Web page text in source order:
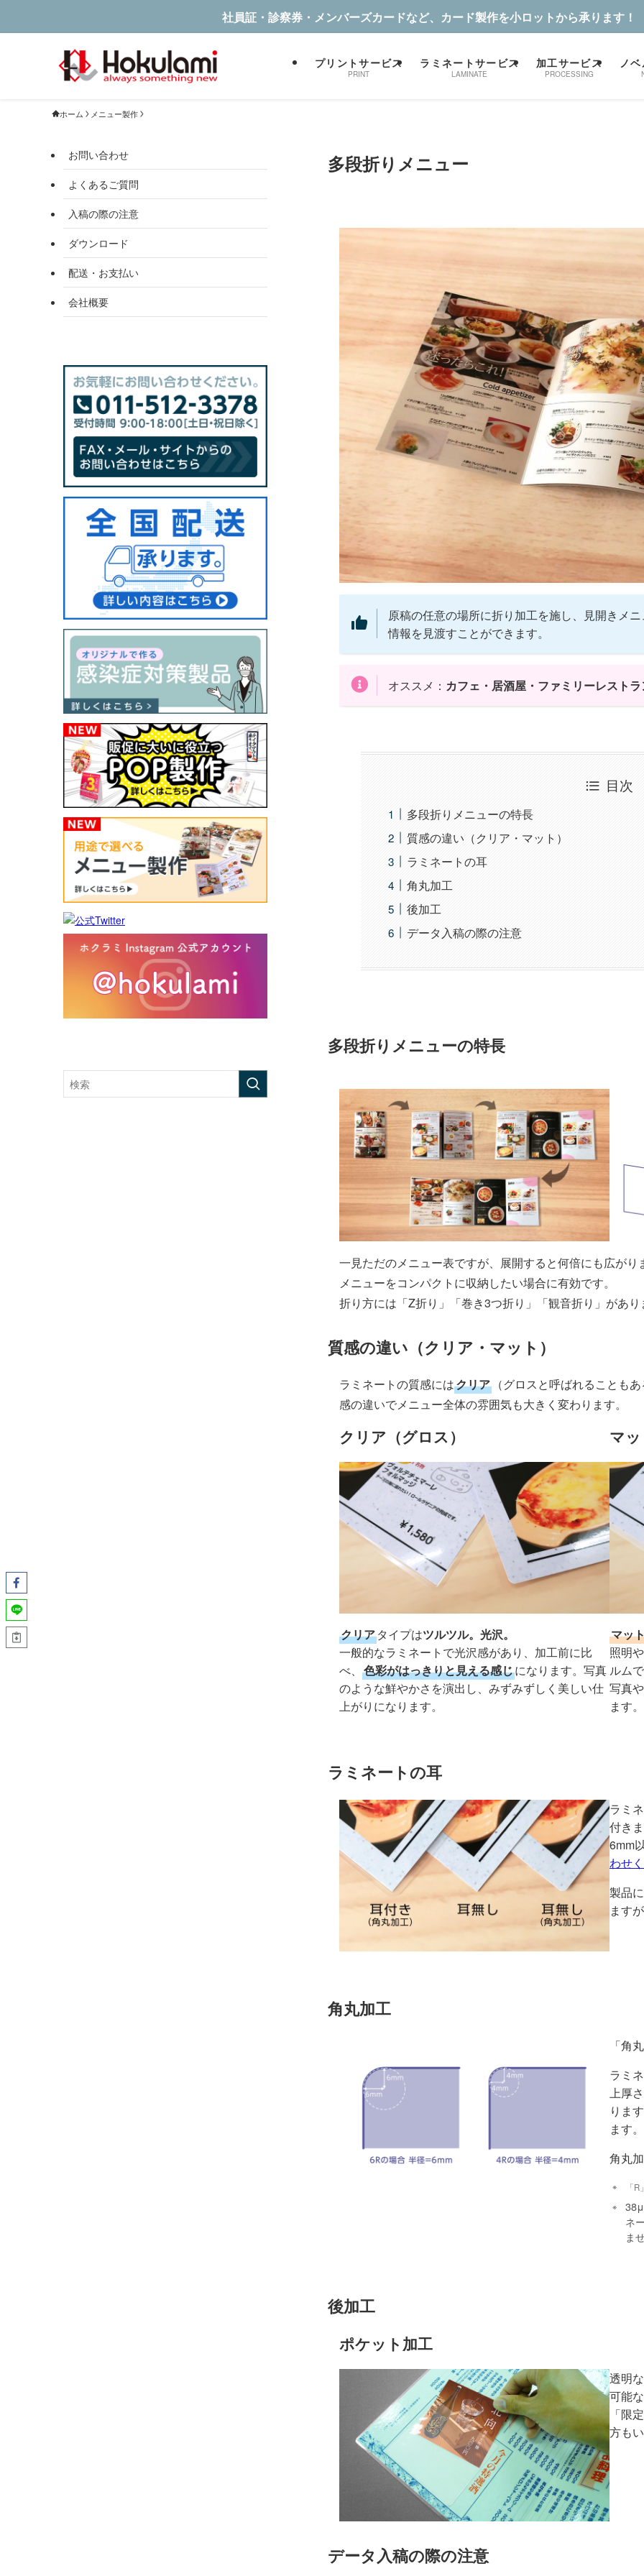
社員証・診察券・メンバーズカードなど、カード製作を小ロットから承ります！
プリントサービス
PRINT
ラミネートサービス
LAMINATE
加工サービス
PROCESSING
ノ
ホーム メニュー製作
多段折りメニュー
原稿の任意の場所に折り加工を施し、見開きメ
情報を見渡すことができます。
オススメ： カフェ・居酒屋・ファミリーレスト
目次
多段折りメニューの特長
質感の違い（クリア・マット）
ラミネートの耳
角丸加工
後加工
データ入稿の際の注意
多段折りメニューの特長
一見ただのメニュー表ですが、展開すると何倍にも広が
メニューをコンパクトに収納したい場合に有効です。
折り方には「Z折り」「巻き3つ折り」「観音折り」があり
質感の違い（クリア・マット）
ラミネートの質感にはクリア （グロスと呼ばれることも
感の違いでメニュー全体の雰囲気も大きく変わります。
クリア（グロス）
クリアタイプはツルツル。光沢。
一般的なラミネートで光沢感があり、加工前に比
べ、 色彩がはっきりと見える感じになります。写真
のような鮮やかさを演出し、みずみずしく美しい仕
上がりになります。
マ
マッ
照明
ルム
写真
ます。
ラミネートの耳
ラミ
付き
6mm
わせ
製品
ます
角丸加工
「角
ラミ
上厚
りま
ます。
角丸
「
ネ
ま
後加工
ポケット加工
透明
可能
「限
方も
データ入稿の際の注意
お問い合わせ
よくあるご質問
入稿の際の注意
ダウンロード
配送・お支払い
会社概要